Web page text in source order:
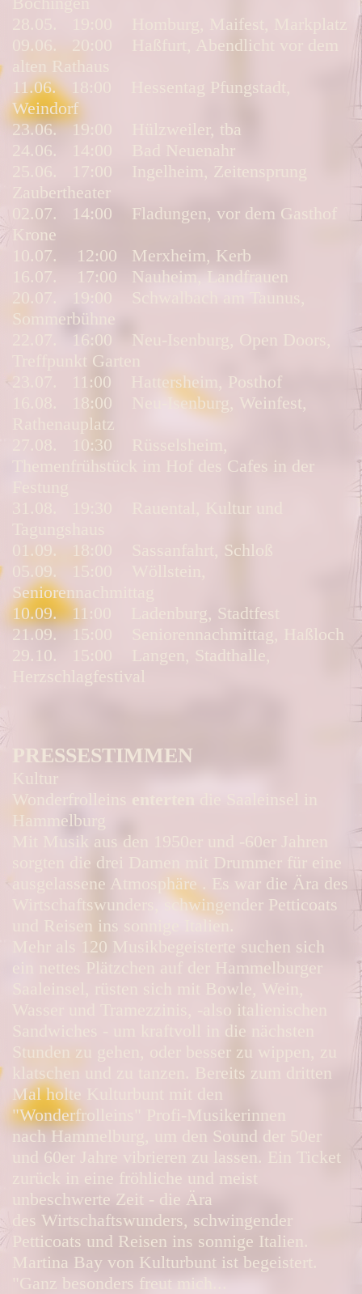
28.05. 19:00 Homburg, Maifest, Markplatz
09.06. 20:00 Haßfurt, Abendlicht vor dem
alten Rathaus
11.06. 18:00 Hessentag Pfungstadt,
Weindorf
23.06. 19:00 Hülzweiler, tba
24.06. 14:00 Bad Neuenahr
25.06. 17:00 Ingelheim, Zeitensprung
Zaubertheater
02.07. 14:00 Fladungen, vor dem Gasthof
Krone
10.07. 12:00 Merxheim, Kerb
16.07. 17:00 Nauheim, Landfrauen
20.07. 19:00 Schwalbach am Taunus,
Sommerbühne
22.07. 16:00 Neu-Isenburg, Open Doors,
Treffpunkt Garten
23.07. 11:00 Hattersheim, Posthof
16.08. 18:00 Neu-Isenburg, Weinfest,
Rathenauplatz
27.08. 10:30 Rüsselsheim,
Themenfrühstück im Hof des Cafes in der
31.08. 19:30 Rauental, Kultur und
01.09. 18:00 Sassanfahrt, Schloß
05.09. 15:00 Wöllstein,
Seniorennachmittag
10.09. 11:00 Ladenburg, Stadtfest
21.09. 15:00 Seniorennachmittag, Haßloch
29.10. 15:00 Langen, Stadthalle,
Herzschlagfestival
PRESSESTIMMEN
Kultur
Wonderfrolleins enterten
die Saaleinsel in
Hammelburg
Mit Musik aus den 1950er und -60er Jahren
sorgten die drei Damen mit Drummer für eine
ausgelassene Atmosphäre . Es war die Ära des
Wirtschaftswunders, schwingender Petticoats
und Reisen ins sonnige Italien.
Mehr als 120 Musikbegeisterte suchen sich
ein nettes Plätzchen auf der Hammelburger
Saaleinsel, rüsten sich mit Bowle, Wein,
Wasser und Tramezzinis, -also italienischen
Sandwiches - um kraftvoll in die nächsten
Stunden zu gehen, oder besser zu wippen, zu
klatschen und zu tanzen. Bereits zum dritten
Mal holte Kulturbunt mit den
"Wonderfrolleins" Profi-Musikerinnen
nach Hammelburg, um den Sound der 50er
und 60er Jahre vibrieren zu lassen. Ein Ticket
zurück in eine fröhliche und meist
unbeschwerte Zeit - die Ära
des Wirtschaftswunders, schwingender
Petticoats und Reisen ins sonnige Italien.
Martina Bay von Kulturbunt ist begeistert.
"Ganz besonders freut mich...